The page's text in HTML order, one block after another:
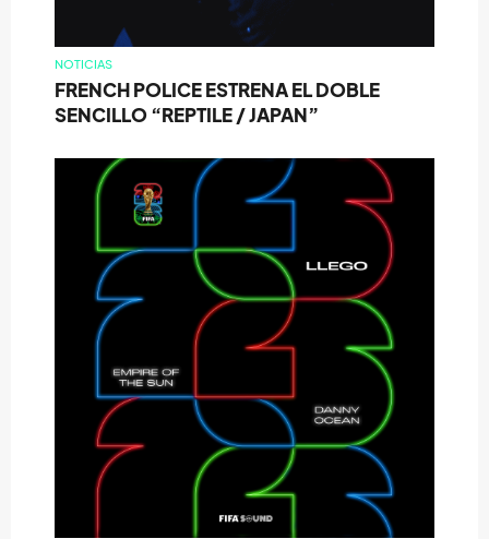
NOTICIAS
FRENCH POLICE ESTRENA EL DOBLE
SENCILLO “REPTILE / JAPAN”